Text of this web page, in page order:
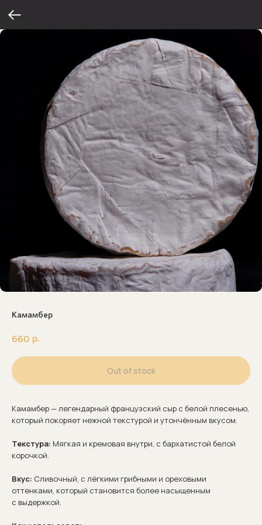
Камамбер
660 р.
Out of stock
Камамбер — легендарный французский сыр с белой плесенью,
который покоряет нежной текстурой и утончённым вкусом.
Текстура: Мягкая и кремовая внутри, с бархатистой белой
корочкой.
Вкус: Сливочный, с лёгкими грибными и ореховыми
оттенками, который становится более насыщенным
с выдержкой.